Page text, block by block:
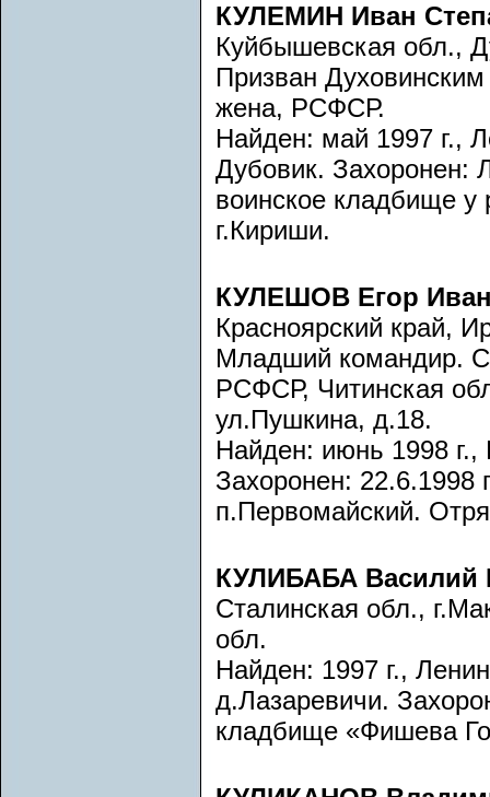
КУЛЕМИН Иван
Куйбышевская обл.,
Призван
жена, РСФСР.
Найден: май 1997 г.,
Дубовик. Захоронен:
воинское кладбище у
г.Кириши.
КУЛЕШОВ Егор
Красноярский край,
Младший командир.
РСФСР, Читинская
ул.Пушкина, д.18.
Найден: июнь 1998 г.,
Захоронен: 22.6.1998
п.Первомайский.
КУЛИБАБА Василий
Сталинская обл.,
обл.
Найден: 1997 г.,
д.Лазаревичи.
кладбище «Фишева